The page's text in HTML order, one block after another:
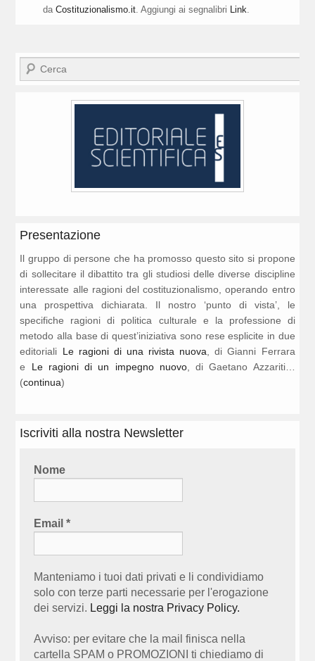
daCostituzionalismo.it . Aggiungi ai segnalibri Link
Cerca
Presentazione
Il gruppo di persone che ha promosso questo sito si propone
di sollecitare il dibattito tra gli studiosi delle diverse discipline
interessate alle ragioni del costituzionalismo, operando entro
una prospettiva dichiarata. Il nostro ‘punto di vista’, le
specifiche ragioni di politica culturale e la professione di
metodo alla base di quest’iniziativa sono rese esplicite in due
editoriali Le ragioni di una rivista nuova , di Gianni Ferrara
e Le ragioni di un impegno nuovo, di Gaetano Azzariti…
(continua)
Iscriviti alla nostra Newsletter
Nome
Email*
Manteniamo i tuoi dati privati e li condividiamo
solo con terze parti necessarie per l'erogazione
dei servizi. Leggi la nostra Privacy Policy.
Avviso: per evitare che la mail finisca nella
cartella SPAM o PROMOZIONI ti chiediamo di